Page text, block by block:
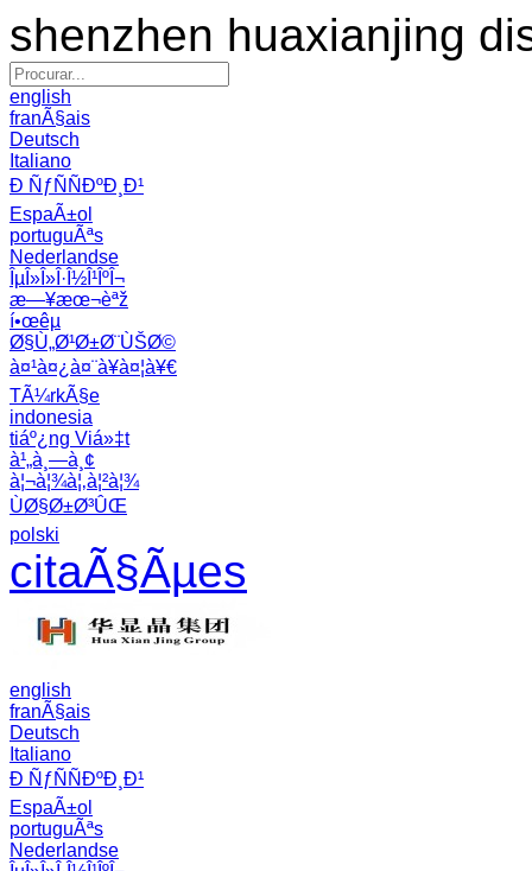
shenzhen huaxianjing
english
franÃ§ais
Deutsch
Italiano
Ð ÑƒÑÑÐºÐ¸Ð¹
EspaÃ±ol
portuguÃªs
Nederlandse
ÎµÎ»Î»Î·Î½Î¹ÎºÎ¬
æ—¥æœ¬èªž
í•œêµ­
Ø§Ù„Ø¹Ø±Ø¨ÙŠØ©
à¤¹à¤¿à¤¨à¥à¤¦à¥€
TÃ¼rkÃ§e
indonesia
tiáº¿ng Viá»‡t
à¹„à¸—à¸¢
à¦¬à¦¾à¦‚à¦²à¦¾
ÙØ§Ø±Ø³ÛŒ
polski
citaÃ§Ãµes
english
franÃ§ais
Deutsch
Italiano
Ð ÑƒÑÑÐºÐ¸Ð¹
EspaÃ±ol
portuguÃªs
Nederlandse